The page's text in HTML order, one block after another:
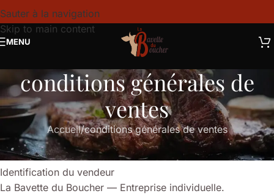
Sauter à la navigation
Skip to main content
MENU
conditions générales de
ventes
Accueil conditions générales de ventes
CONDITIONS GÉNÉRALES DE VENTE
Identification du vendeur
La Bavette du Boucher — Entreprise individuelle.